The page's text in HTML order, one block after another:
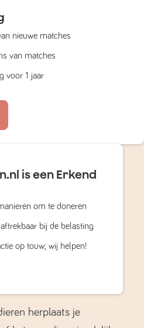
nieuwe matches
van matches
voor 1 jaar
is een Erkend
om te doneren
bij de belasting
op touw; wij helpen!
herplaats je